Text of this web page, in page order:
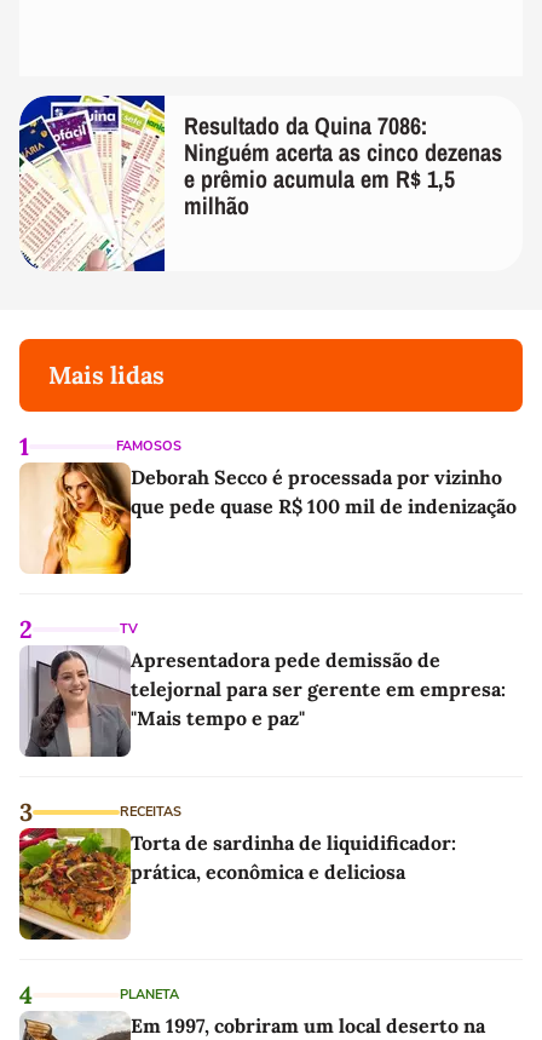
Resultado da Quina 7086:
Ninguém acerta as cinco dezenas
e prêmio acumula em R$ 1,5
milhão
Mais lidas
1 FAMOSOS
Deborah Secco é processada por vizinho
que pede quase R$ 100 mil de indenização
2 TV
Apresentadora pede demissão de
telejornal para ser gerente em empresa:
"Mais tempo e paz"
3 RECEITAS
Torta de sardinha de liquidificador:
prática, econômica e deliciosa
4 PLANETA
Em 1997, cobriram um local deserto na